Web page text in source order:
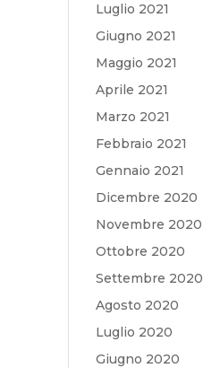
Luglio 2021
Giugno 2021
Maggio 2021
Aprile 2021
Marzo 2021
Febbraio 2021
Gennaio 2021
Dicembre 2020
Novembre 2020
Ottobre 2020
Settembre 2020
Agosto 2020
Luglio 2020
Giugno 2020